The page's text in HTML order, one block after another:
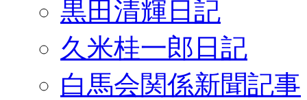
黒田清輝日記
久米桂一郎日記
白馬会関係新聞記事